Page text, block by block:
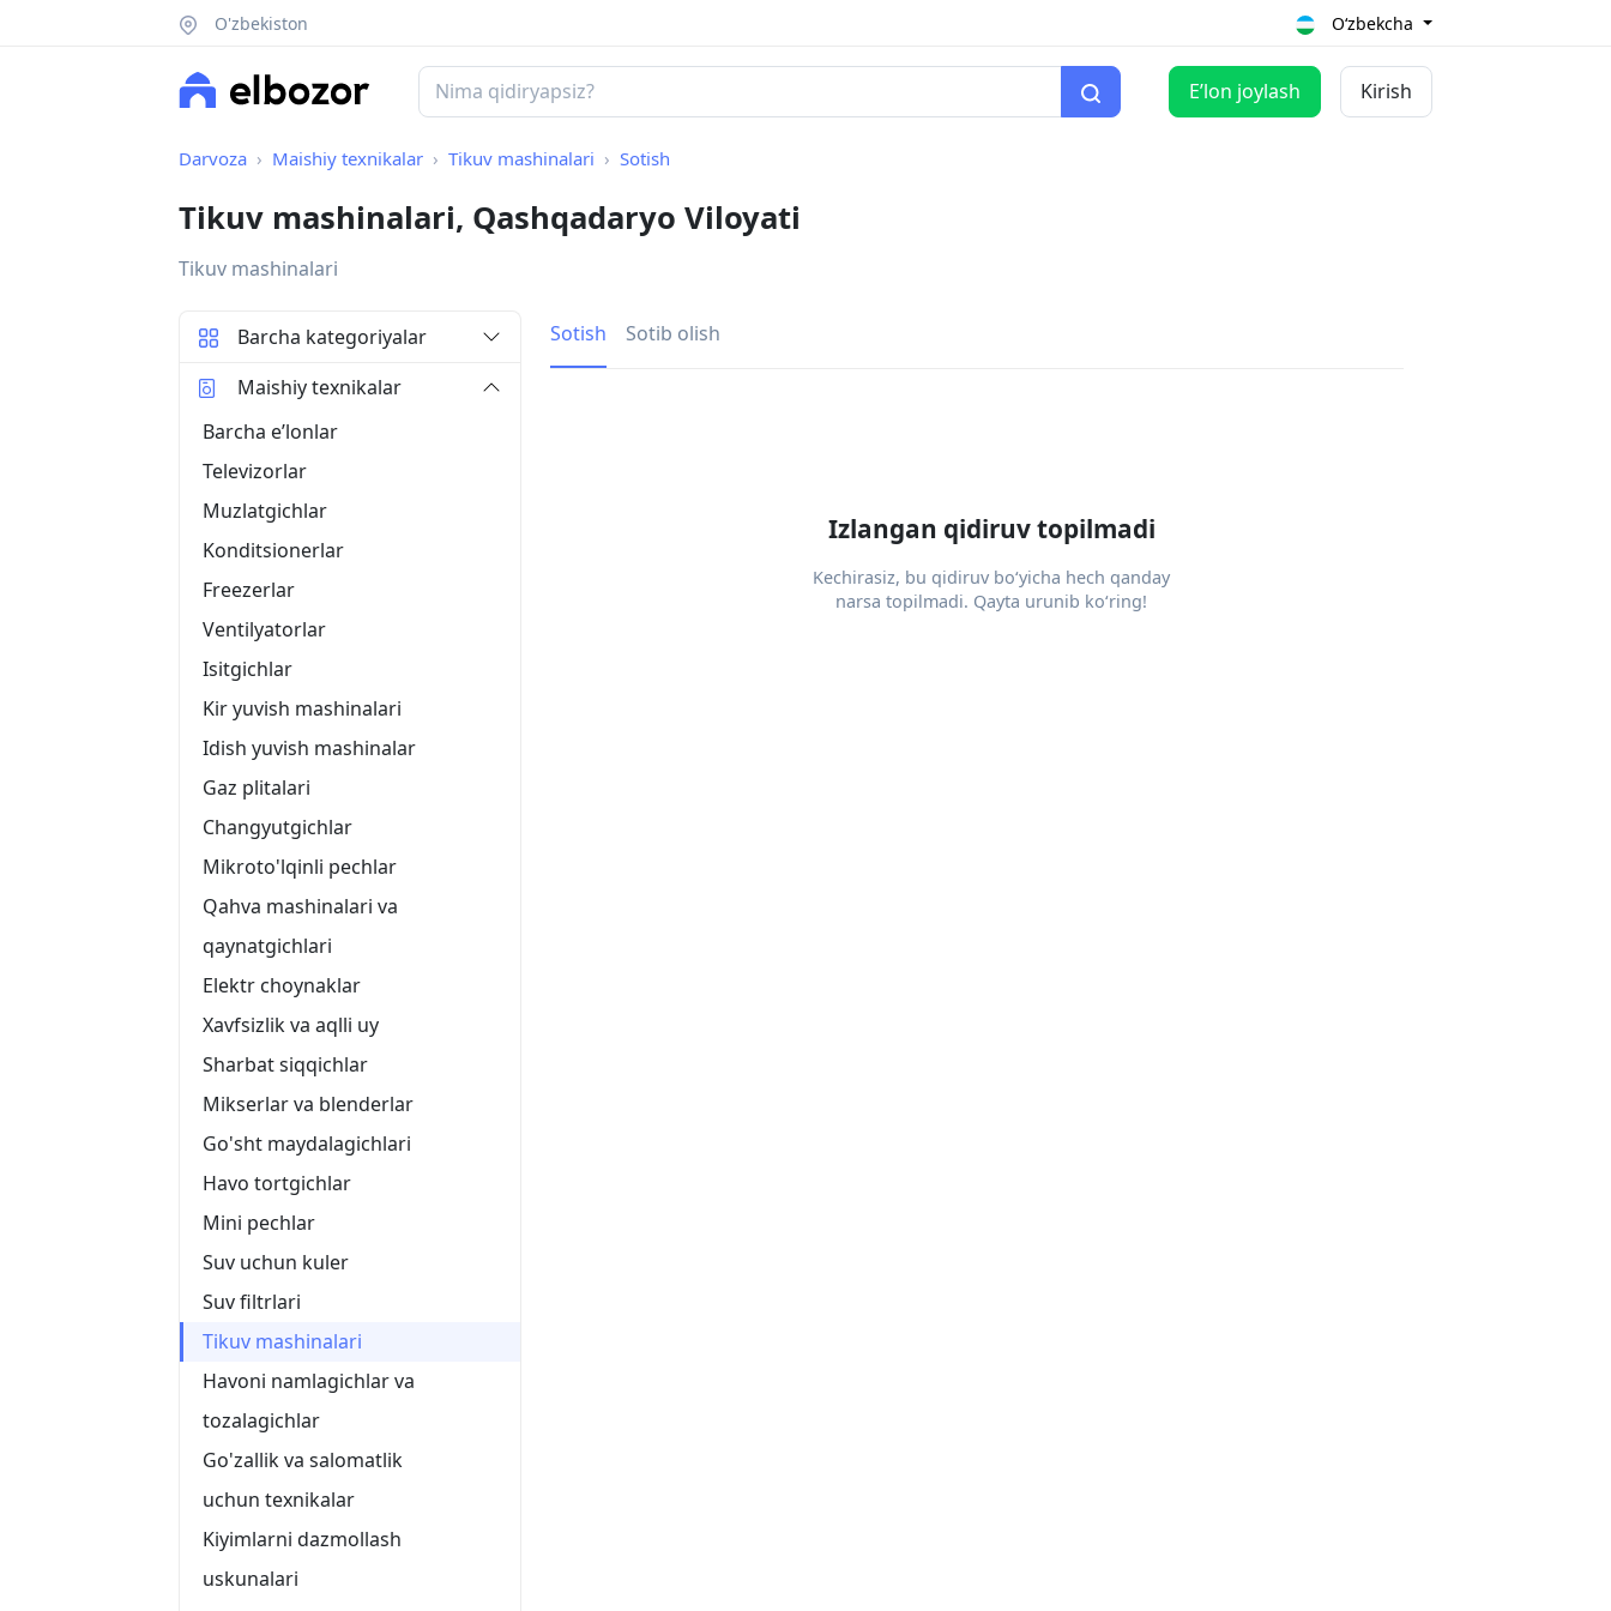
O'zbekiston O‘zbekcha
Eʼlon joylash Kirish
Darvoza Maishiy texnikalar Tikuv mashinalari Sotish
Tikuv mashinalari, Qashqadaryo Viloyati
Tikuv mashinalari
Sotish Sotib olish
Izlangan qidiruv topilmadi
Kechirasiz, bu qidiruv bo‘yicha hech qanday
narsa topilmadi. Qayta urunib ko‘ring!
Barcha kategoriyalar
Maishiy texnikalar
Barcha eʼlonlar
Televizorlar
Muzlatgichlar
Konditsionerlar
Freezerlar
Ventilyatorlar
Isitgichlar
Kir yuvish mashinalari
Idish yuvish mashinalar
Gaz plitalari
Changyutgichlar
Mikroto'lqinli pechlar
Qahva mashinalari va
qaynatgichlari
Elektr choynaklar
Xavfsizlik va aqlli uy
Sharbat siqqichlar
Mikserlar va blenderlar
Go'sht maydalagichlari
Havo tortgichlar
Mini pechlar
Suv uchun kuler
Suv filtrlari
Tikuv mashinalari
Havoni namlagichlar va
tozalagichlar
Go'zallik va salomatlik
uchun texnikalar
Kiyimlarni dazmollash
uskunalari